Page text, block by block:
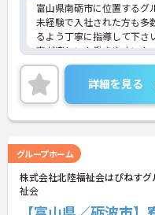
富山県南砺市に位置するグ
未経験で入社された方も多
るよう丁寧に指導して下さ
事が楽しい！働きやすい！
す。
ご興味をお持ちの方には詳
トをお伝えしますのでお気
いませ。
詳細を見る
グループホーム
株式会社北陸福祉会はぴねすグ
祉会